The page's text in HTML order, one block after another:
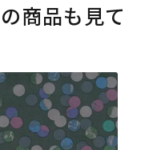
商品も見て